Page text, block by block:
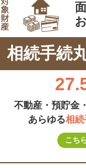
相続手続
不動産・預貯金
あらゆる相
こち